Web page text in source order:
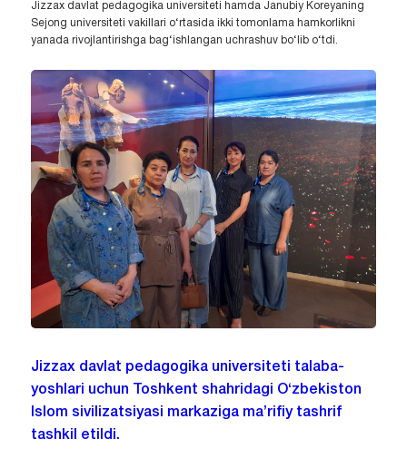
Jizzax davlat pedagogika universiteti hamda Janubiy Koreyaning
Sejong universiteti vakillari o‘rtasida ikki tomonlama hamkorlikni
yanada rivojlantirishga bag‘ishlangan uchrashuv bo‘lib o‘tdi.
Jizzax davlat pedagogika universiteti talaba-
yoshlari uchun Toshkent shahridagi O‘zbekiston
Islom sivilizatsiyasi markaziga ma’rifiy tashrif
tashkil etildi.